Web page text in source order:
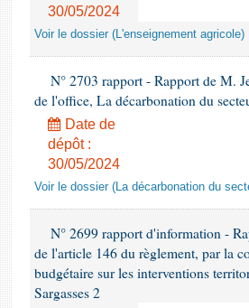
30/05/2024
Voir le dossier (L'enseignement agricole)
N° 2703 rapport - Rapport de M.
de l'office, La décarbonation du
Date de
dépôt :
30/05/2024
Voir le dossier (La décarbonation du
N° 2699 rapport d'information -
de l'article 146 du règlement, par la
budgétaire sur les interventions
Sargasses 2